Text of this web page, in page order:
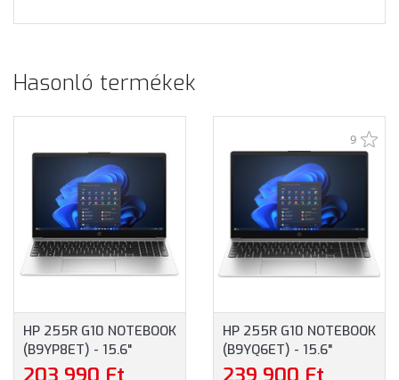
Hasonló termékek
HP 255R G10 NOTEBOOK
(B9YP8ET) - 15.6"
FULLHD, AMD RYZEN 3-
9
HP 255R G10 NOTEBOOK
(B9YQ6ET) - 15.6"
FULLHD, AMD RYZEN 5-